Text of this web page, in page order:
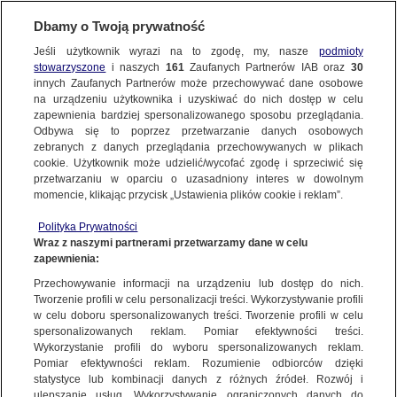
BIAŁYSTOK
Rozstawił wnyki, bo "miał ochotę
na dziczyznę"
20.03.2026, 09:28
Czyta lektor AI
Dbamy o Twoją prywatność
Jeśli użytkownik wyrazi na to zgodę, my, nasze podmioty
stowarzyszone i naszych 161Zaufanych Partnerów IAB oraz 30
innych Zaufanych Partnerów może przechowywać dane osobowe
na urządzeniu użytkownika i uzyskiwać do nich dostęp w celu
zapewnienia bardziej spersonalizowanego sposobu przeglądania.
Odbywa się to poprzez przetwarzanie danych osobowych
zebranych z danych przeglądania przechowywanych w plikach
cookie. Użytkownik może udzielić/wycofać zgodę i sprzeciwić się
przetwarzaniu w oparciu o uzasadniony interes w dowolnym
momencie, klikając przycisk „Ustawienia plików cookie i reklam”.
Polityka Prywatności
Wraz z naszymi partnerami przetwarzamy dane w celu
zapewnienia:
Przechowywanie informacji na urządzeniu lub dostęp do nich.
Tworzenie profili w celu personalizacji treści. Wykorzystywanie profili
w celu doboru spersonalizowanych treści. Tworzenie profili w celu
spersonalizowanych reklam. Pomiar efektywności treści.
Wykorzystanie profili do wyboru spersonalizowanych reklam.
Pomiar efektywności reklam. Rozumienie odbiorców dzięki
statystyce lub kombinacji danych z różnych źródeł. Rozwój i